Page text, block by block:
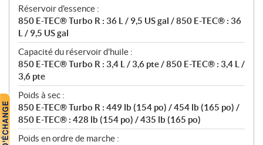
Réservoir d'essence :
850 E-TEC® Turbo R : 36 L / 9,5 US gal / 850 E-TEC® : 36
L / 9,5 US gal
Capacité du réservoir d'huile :
850 E-TEC® Turbo R : 3,4 L / 3,6 pte / 850 E-TEC® : 3,4 L /
3,6 pte
Poids à sec :
850 E-TEC® Turbo R : 449 lb (154 po) / 454 lb (165 po) /
850 E-TEC® : 428 lb (154 po) / 435 lb (165 po)
Poids en ordre de marche :